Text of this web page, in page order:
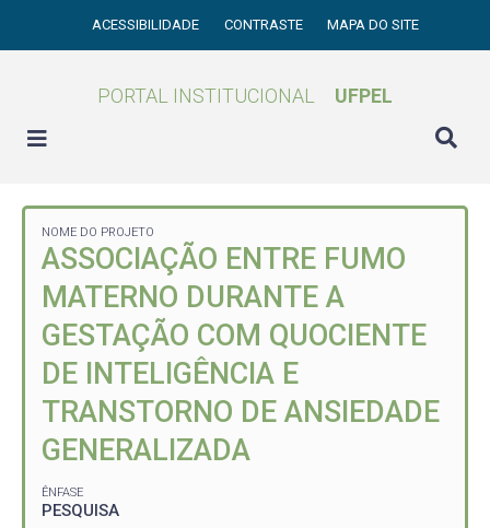
ACESSIBILIDADE CONTRASTE MAPA DO SITE
PORTAL INSTITUCIONAL UFPEL
NOME DO PROJETO
ASSOCIAÇÃO ENTRE FUMO
MATERNO DURANTE A
GESTAÇÃO COM QUOCIENTE
DE INTELIGÊNCIA E
TRANSTORNO DE ANSIEDADE
GENERALIZADA
ÊNFASE
PESQUISA